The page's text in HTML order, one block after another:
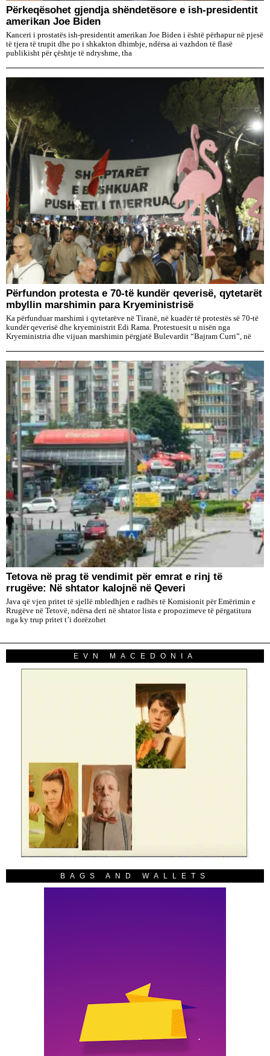
Përkeqësohet gjendja shëndetësore e ish-presidentit
amerikan Joe Biden
Kanceri i prostatës ish-presidentit amerikan Joe Biden i është përhapur në pjesë
të tjera të trupit dhe po i shkakton dhimbje, ndërsa ai vazhdon të flasë
publikisht për çështje të ndryshme, tha
Përfundon protesta e 70-të kundër qeverisë, qytetarët
mbyllin marshimin para Kryeministrisë
Ka përfunduar marshimi i qytetarëve në Tiranë, në kuadër të protestës së 70-të
kundër qeverisë dhe kryeministrit Edi Rama. Protestuesit u nisën nga
Kryeministria dhe vijuan marshimin përgjatë Bulevardit “Bajram Curri”, në
Tetova në prag të vendimit për emrat e rinj të
rrugëve: Në shtator kalojnë në Qeveri
Java që vjen pritet të sjellë mbledhjen e radhës të Komisionit për Emërimin e
Rrugëve në Tetovë, ndërsa deri në shtator lista e propozimeve të përgatitura
nga ky trup pritet t’i dorëzohet
EVN MACEDONIA
BAGS AND WALLETS